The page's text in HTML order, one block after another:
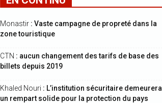
Monastir : Vaste campagne de propreté dans la
zone touristique
CTN : aucun changement des tarifs de base des
billets depuis 2019
Khaled Nouri : L’institution sécuritaire demeurera
un rempart solide pour la protection du pays